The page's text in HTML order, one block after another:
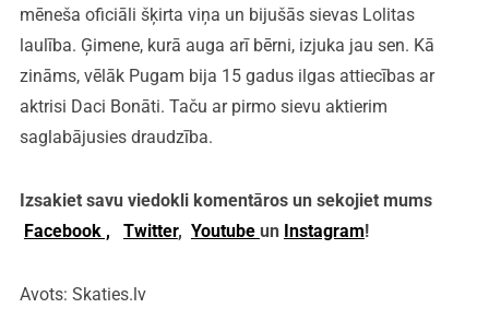
mēneša oficiāli šķirta viņa un bijušās sievas Lolitas
laulība. Ģimene, kurā auga arī bērni, izjuka jau sen. Kā
zināms, vēlāk Pugam bija 15 gadus ilgas attiecības ar
aktrisi Daci Bonāti. Taču ar pirmo sievu aktierim
saglabājusies draudzība.
Izsakiet savu viedokli komentāros un sekojiet mums
Facebook ,
Twitter, Youtube un Instagram!
Avots: Skaties.lv